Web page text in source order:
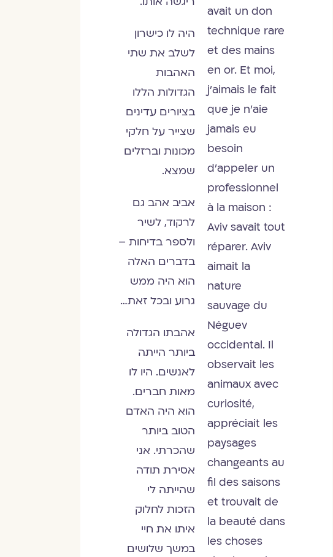
avait un don
technique rare
et des mains
en or. Et moi,
j’aimais le fait
que je n’aie
jamais eu
besoin
d’appeler un
professionnel
à la maison :
Aviv savait tout
réparer. Aviv
aimait la
nature
sauvage du
Néguev
occidental. Il
observait les
animaux avec
curiosité,
appréciait les
paysages
changeants au
fil des saisons
et trouvait de
la beauté dans
les choses
היה לו כישרון
לשלב את שתי
האהבות
הגדולות הללו
בציורים עדינים
שצייר על חלקי
מכונות וברזלים
שמצא.
אביב אהב גם
לרקוד, לשיר
ולספר בדיחות –
בדברים האלה
הוא היה ממש
גרוע ובכל זאת…
אהבתו הגדולה
ביותר הייתה
לאנשים. היו לו
מאות חברים.
הוא היה האדם
הטוב ביותר
שהכרתי. אני
אסירת תודה
שהייתה לי
הזכות לחלוק
איתו את חיי
במשך שלושים